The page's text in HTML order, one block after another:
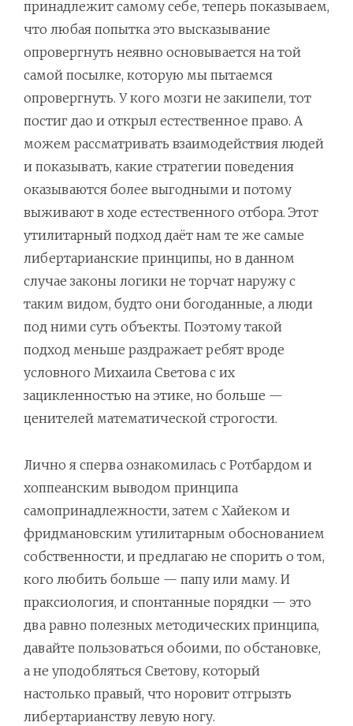
принадлежит самому себе, теперь показываем,
что любая попытка это высказывание
опровергнуть неявно основывается на той
самой посылке, которую мы пытаемся
опровергнуть. У кого мозги не закипели, тот
постиг дао и открыл естественное право. А
можем рассматривать взаимодействия людей
и показывать, какие стратегии поведения
оказываются более выгодными и потому
выживают в ходе естественного отбора. Этот
утилитарный подход даёт нам те же самые
либертарианские принципы, но в данном
случае законы логики не торчат наружу с
таким видом, будто они богоданные, а люди
под ними суть объекты. Поэтому такой
подход меньше раздражает ребят вроде
условного Михаила Светова с их
зацикленностью на этике, но больше —
ценителей математической строгости.
Лично я сперва ознакомилась с Ротбардом и
хоппеанским выводом принципа
самопринадлежности, затем с Хайеком и
фридмановским утилитарным обоснованием
собственности, и предлагаю не спорить о том,
кого любить больше — папу или маму. И
праксиология, и спонтанные порядки — это
два равно полезных методических принципа,
давайте пользоваться обоими, по обстановке,
а не уподобляться Светову, который
настолько правый, что норовит отгрызть
либертарианству левую ногу.